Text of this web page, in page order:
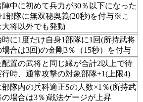
陣中に初めて兵力が30％以下になった
1部隊に無双秘奥義(20秒)を付与※こ
将以外でも発動
に1度だけ自身1部隊に1回(所持武将
場合は3回)の金剛3％（15秒）を付与
置の武将と同じ縁が合計2以上で待
時、通常攻撃の対象部隊+1(上限4)
部隊内の兵科適正Sの人数×1％(所持武
場合は3％)戦法ゲージが上昇